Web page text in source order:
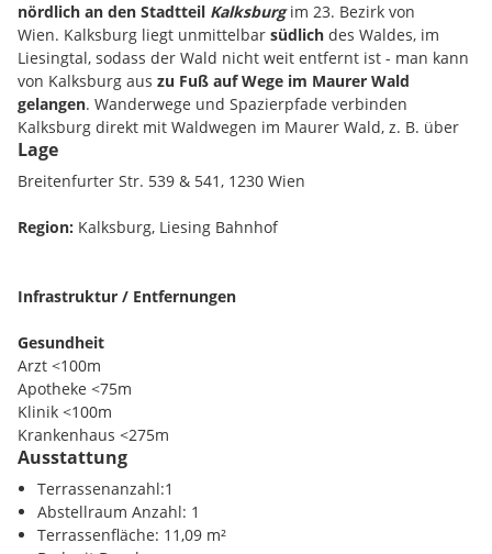
nördlich an den Stadtteil Kalksburgim 23. Bezirk von
Wien. Kalksburg liegt unmittelbar südlich des Waldes, im
Liesingtal, sodass der Wald nicht weit entfernt ist - man kann
von Kalksburg aus zu Fuß auf Wege im Maurer Wald
gelangen. Wanderwege und Spazierpfade verbinden
Kalksburg direkt mit Waldwegen im Maurer Wald, z. B. über
dieKalksburger Straße
Waldrands verlaufen. Vom OrtskernKalksburg aus sind
Spaziergänge oder Wanderungen ohne lange Zufahrt möglich
sind.
Kurz gesagt: Der Maurer Wald liegt
gemeinsam mit den umliegenden Erholungsgebieten einen
direkten, grünen Übergang vom Stadtviertel in den
Wienerwald.
Unser Projekt Kalksburga
Menschen jeden Alters und jeder Haushaltsgröße. Ob Sie
nach einem langen Arbeitstag, sich im hauseigenen Pool
abkühlen wollen, oder gemeinsam mit ihrer Familie am
Balkon sitzen und die Ruhe genießen, für Entspannung ist
gesorgt. Gleichzeitig bietet die Anlage praktische Extras wie
Lage
Breitenfurter Str. 539 & 541, 1230 Wien
Region: Kalksburg, Liesing Bahnhof
Infrastruktur / Entfernungen
Gesundheit
Arzt <100m
Apotheke <75m
Klinik <100m
Krankenhaus <275m
Kinder / Schulen
Schule <275m
Kindergarten <1300m
Ausstattung
Terrassenanzahl:1
Abstellraum Anzahl: 1
Terrassenfläche: 11,09 m²